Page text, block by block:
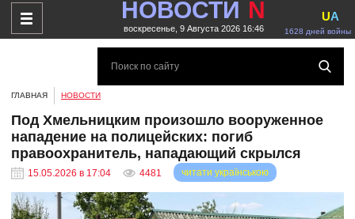
НОВОСТИ N
воскресенье, 9 Августа 2026 16:46 1628 дней войны
UA
ГЛАВНАЯ НОВОСТИ
Под Хмельницким произошло вооруженное
нападение на полицейских: погиб
правоохранитель, нападающий скрылся
15.05.2026 в 17:04 4481 читати українською